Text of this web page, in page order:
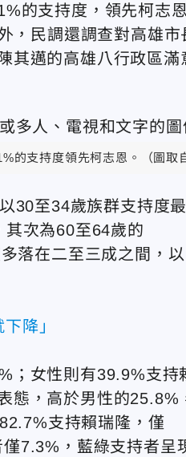
的支持度，領先柯志恩
，民調還調查對高雄市
其邁的高雄八行政區滿
的支持度領先柯志恩。（圖取
30至34歲族群支持度最
次為60至64歲的
落在二至三成之間，以
降」
；女性則有39.9%支持
態，高於男性的25.8%
支持賴瑞隆，僅
7.3%，藍綠支持者呈